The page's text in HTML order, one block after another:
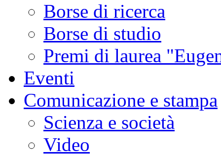
Borse di ricerca
Borse di studio
Premi di laurea
Eventi
Comunicazione e stampa
Scienza e società
Video